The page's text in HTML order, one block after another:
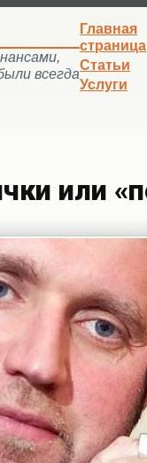
всегда
Главная
страница
Статьи
Услуги
или